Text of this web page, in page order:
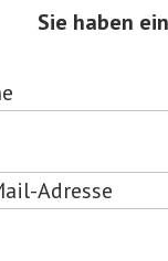
Sie haben
Adresse